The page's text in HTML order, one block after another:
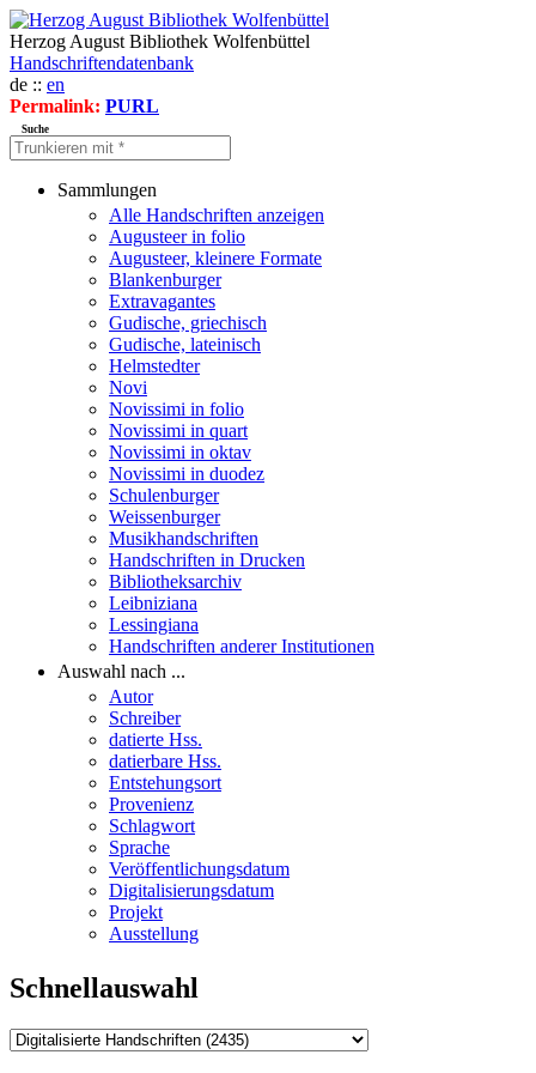
Herzog August Bibliothek Wolfenbüttel
Handschriftendatenbank
de :: en
Permalink: PURL
Suche
Sammlungen
Alle Handschriften anzeigen
Augusteer in folio
Augusteer, kleinere Formate
Blankenburger
Extravagantes
Gudische, griechisch
Gudische, lateinisch
Helmstedter
Novi
Novissimi in folio
Novissimi in quart
Novissimi in oktav
Novissimi in duodez
Schulenburger
Weissenburger
Musikhandschriften
Handschriften in Drucken
Bibliotheksarchiv
Leibniziana
Lessingiana
Handschriften anderer Institutionen
Auswahl nach ...
Autor
Schreiber
datierte Hss.
datierbare Hss.
Entstehungsort
Provenienz
Schlagwort
Sprache
Veröffentlichungsdatum
Digitalisierungsdatum
Projekt
Ausstellung
Schnellauswahl